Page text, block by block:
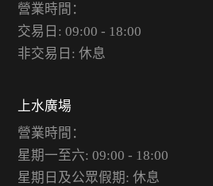
營業時間：
交易日: 09:00 - 18:00
非交易日: 休息
上水廣場
營業時間：
星期一至六: 09:00 - 18:00
星期日及公眾假期: 休息